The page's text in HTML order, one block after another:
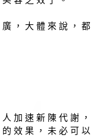
， 大 體 來 說 ， 都
加 速 新 陳 代 謝 ，
效 果 ， 未 必 可 以